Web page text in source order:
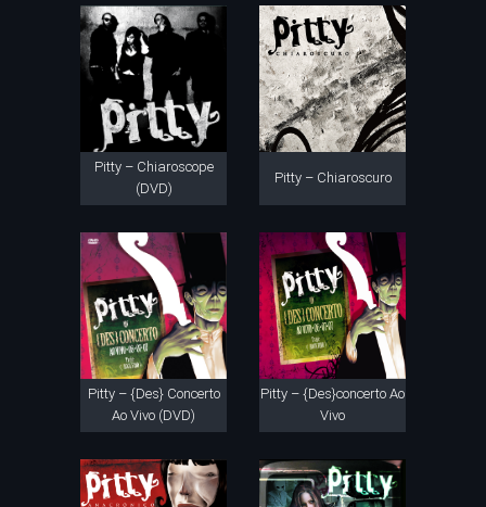
Pitty – Chiaroscope
(DVD)
Pitty – Chiaroscuro
Pitty – {Des} Concerto
Ao Vivo (DVD)
Pitty – {Des}concerto Ao
Vivo